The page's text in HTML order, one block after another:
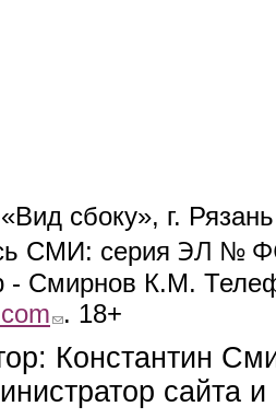
сбоку», г.
СМИ: серия ЭЛ №
- Смирнов К.М.
(link sends e-mail)
. 18+
Константин
сайта